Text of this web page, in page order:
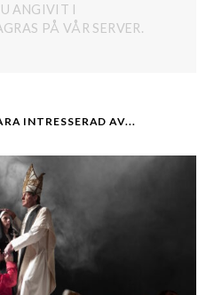
ANGIVIT I
PÅ VÅR SERVER.
INTRESSERAD AV...